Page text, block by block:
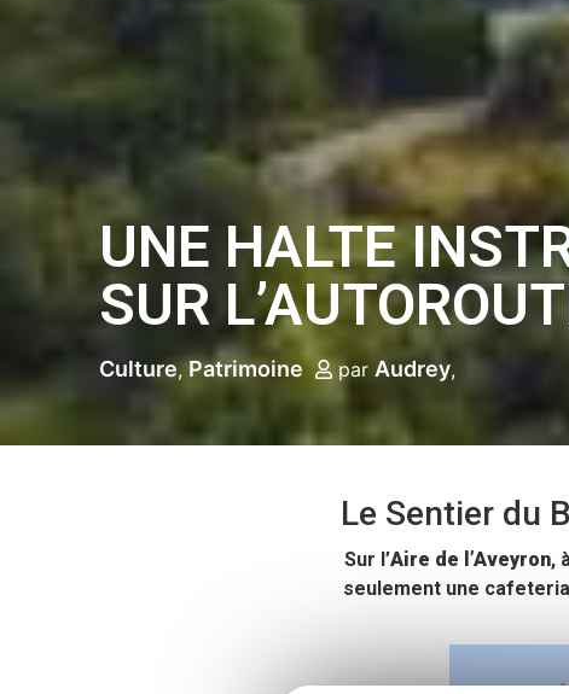
UNE HALTE
SUR
Culture Patrimoine par Audrey
Le Sentier du
Sur l’Aire de l’Aveyron,
seulement une